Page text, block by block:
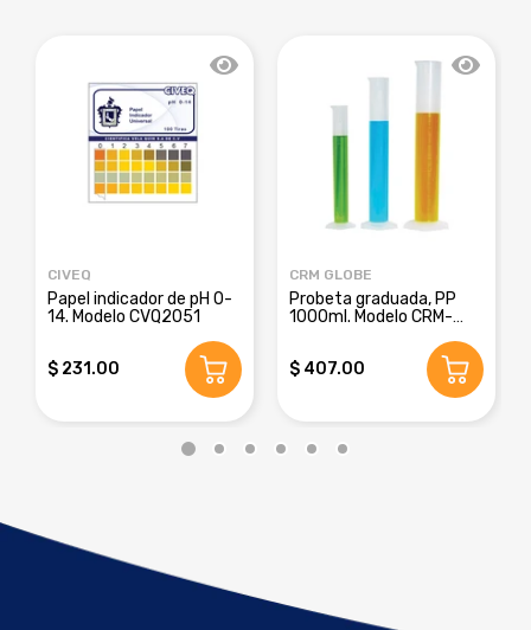
CIVEQ
Papel indicador de pH 0-
14. Modelo CVQ2051
$ 231.00
CRM GLOBE
Probeta graduada, PP
1000ml. Modelo CRM-
$ 407.00